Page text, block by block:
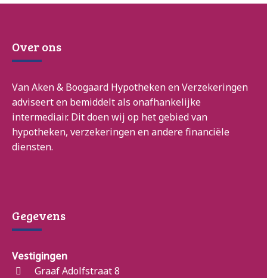
Over ons
Van Aken & Boogaard Hypotheken en Verzekeringen
adviseert en bemiddelt als onafhankelijke
intermediair. Dit doen wij op het gebied van
hypotheken, verzekeringen en andere financiële
diensten.
Gegevens
Vestigingen
Graaf Adolfstraat 8